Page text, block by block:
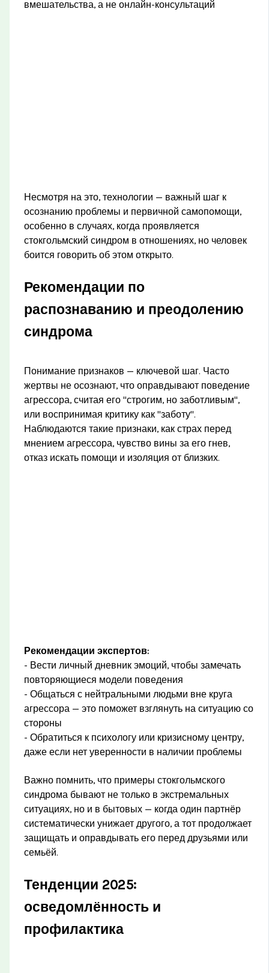
вмешательства, а не онлайн-консультаций
Несмотря на это, технологии — важный шаг к
осознанию проблемы и первичной самопомощи,
особенно в случаях, когда проявляется
стокгольмский синдром в отношениях, но человек
боится говорить об этом открыто.
Рекомендации по
распознаванию и преодолению
синдрома
Понимание признаков — ключевой шаг. Часто
жертвы не осознают, что оправдывают поведение
агрессора, считая его "строгим, но заботливым",
или воспринимая критику как "заботу".
Наблюдаются такие признаки, как страх перед
мнением агрессора, чувство вины за его гнев,
отказ искать помощи и изоляция от близких.
Рекомендации экспертов:
- Вести личный дневник эмоций, чтобы замечать
повторяющиеся модели поведения
- Общаться с нейтральными людьми вне круга
агрессора — это поможет взглянуть на ситуацию со
стороны
- Обратиться к психологу или кризисному центру,
даже если нет уверенности в наличии проблемы
Важно помнить, что примеры стокгольмского
синдрома бывают не только в экстремальных
ситуациях, но и в бытовых — когда один партнёр
систематически унижает другого, а тот продолжает
защищать и оправдывать его перед друзьями или
семьёй.
Тенденции 2025:
осведомлённость и
профилактика